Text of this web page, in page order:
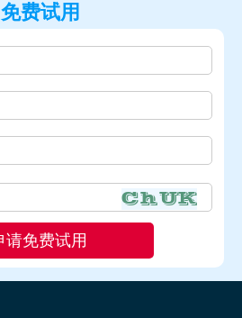
免费试用